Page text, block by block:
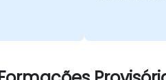
isso mais a